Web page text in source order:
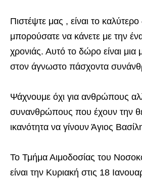
Πιστέψτε μας , είναι το
μπορούσατε να κάνετε με την
χρονιάς. Αυτό το δώρο είναι μια
στον άγνωστο πάσχοντα
Ψάχνουμε όχι για ανθρώπους
συνανθρώπους που έχουν την
ικανότητα να γίνουν Άγιος
Το Τμήμα Αιμοδοσίας του
είναι την Κυριακή στις 18